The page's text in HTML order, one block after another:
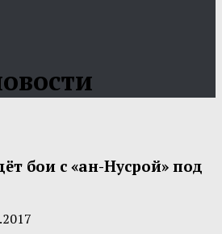
бои с «ан-Нусрой» под